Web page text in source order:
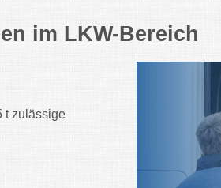
im LKW-Bereich
t zulässige